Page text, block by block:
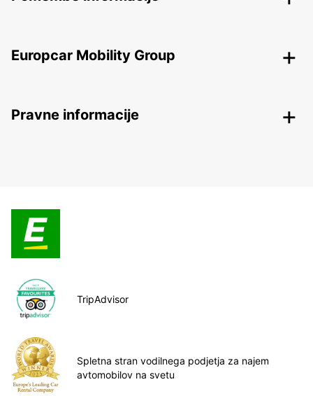
Europcar Mobility Group
Pravne informacije
TripAdvisor
Spletna stran vodilnega podjetja za najem
avtomobilov na svetu